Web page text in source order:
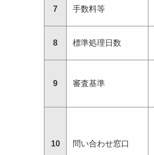
7 手数料等
8 標準処理日数
9 審査基準
10 問い合わせ窓口